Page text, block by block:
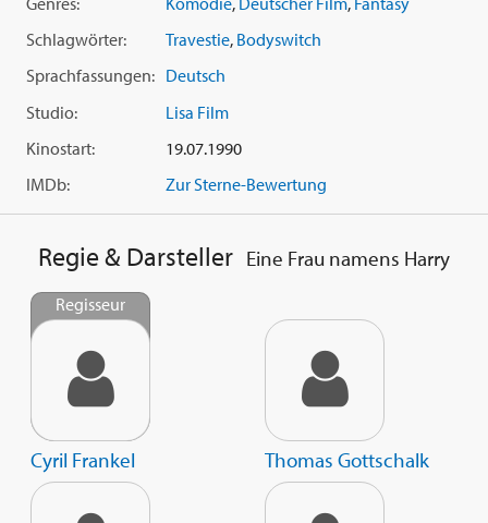
Schlagwörter:
Travestie, Bodyswitch
Sprachfassungen: Deutsch
Studio:
Lisa Film
Kinostart:
19.07.1990
IMDb:
Zur Sterne-Bewertung
Regie & Darsteller Eine Frau namens Harry
Regisseur
Cyril Frankel Thomas Gottschalk